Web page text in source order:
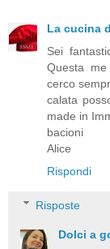
La cucina
Sei
Questa
cerco
calata
made in
bacioni
Alice
Rispondi
Risposte
Dolci a